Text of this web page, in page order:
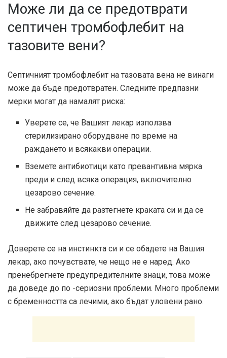
Може ли да се предотврати
септичен тромбофлебит на
тазовите вени?
Септичният тромбофлебит на тазовата вена не винаги
може да бъде предотвратен. Следните предпазни
мерки могат да намалят риска:
Уверете се, че Вашият лекар използва
стерилизирано оборудване по време на
раждането и всякакви операции.
Вземете антибиотици като превантивна мярка
преди и след всяка операция, включително
цезарово сечение.
Не забравяйте да разтегнете краката си и да се
движите след цезарово сечение.
Доверете се на инстинкта си и се обадете на Вашия
лекар, ако почувствате, че нещо не е наред. Ако
пренебрегнете предупредителните знаци, това може
да доведе до по -сериозни проблеми. Много проблеми
с бременността са лечими, ако бъдат уловени рано.